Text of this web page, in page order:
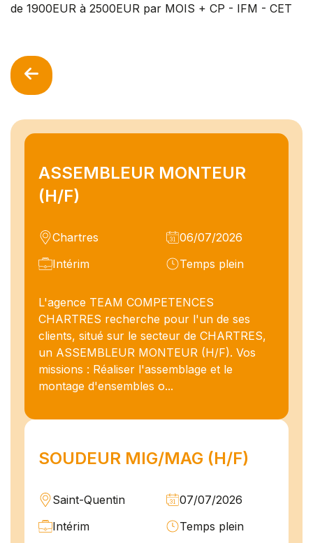
ASSEMBLEUR MONTEUR
(H/F)
Chartres
06/07/2026
Intérim
Temps plein
L'agence TEAM COMPETENCES
CHARTRES recherche pour l'un de ses
clients, situé sur le secteur de CHARTRES,
un ASSEMBLEUR MONTEUR (H/F). Vos
missions : Réaliser l'assemblage et le
montage d'ensembles o...
SOUDEUR MIG/MAG (H/F)
Saint-Quentin
07/07/2026
Intérim
Temps plein
de 1900EUR à 2500EUR par MOIS + CP - IFM - CET